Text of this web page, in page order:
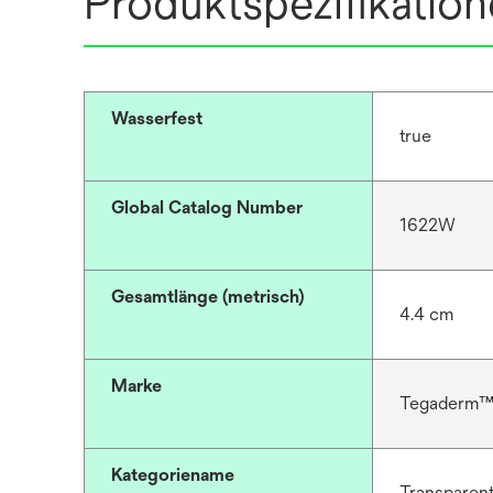
Wasserfest
true
Global Catalog Number
1622W
Gesamtlänge (metrisch)
4.4 cm
Marke
Tegaderm™
Kategoriename